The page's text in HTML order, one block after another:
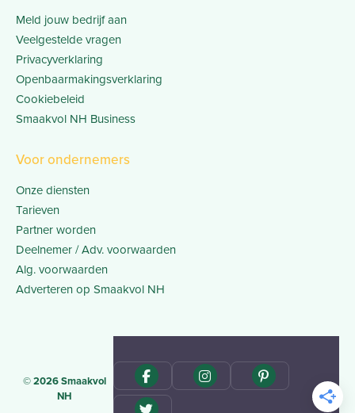
Meld jouw bedrijf aan
Veelgestelde vragen
Privacyverklaring
Openbaarmakingsverklaring
Cookiebeleid
Smaakvol NH Business
Voor ondernemers
Onze diensten
Tarieven
Partner worden
Deelnemer / Adv. voorwaarden
Alg. voorwaarden
Adverteren op Smaakvol NH
© 2026 Smaakvol
NH